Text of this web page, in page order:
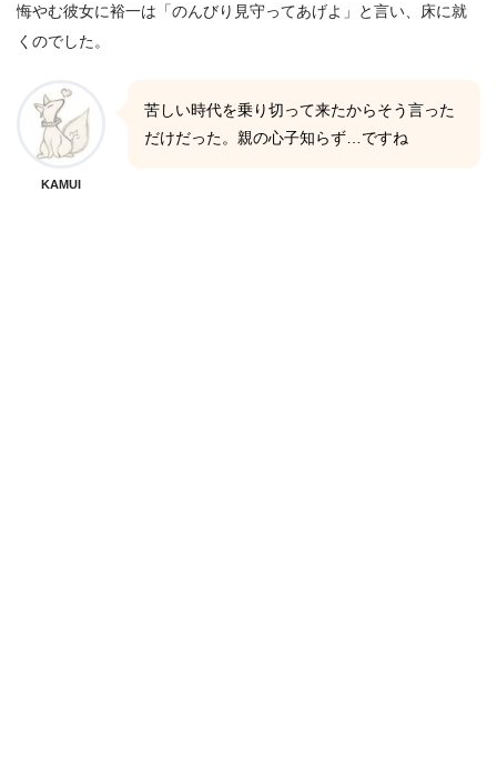
悔やむ彼女に裕一は「のんびり見守ってあげよ」と言い、床に就
くのでした。
KAMUI
苦しい時代を乗り切って来たからそう言った
だけだった。親の心子知らず…ですね